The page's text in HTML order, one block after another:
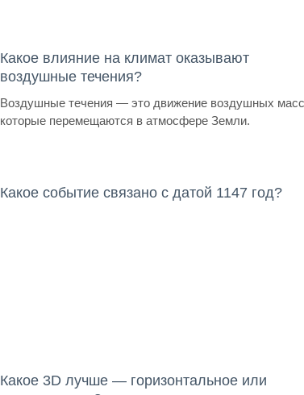
Какое влияние на климат оказывают
воздушные течения?
Воздушные течения — это движение воздушных
которые перемещаются в атмосфере Земли.
Какое событие связано с датой 1147 год?
Какое 3D лучше — горизонтальное или